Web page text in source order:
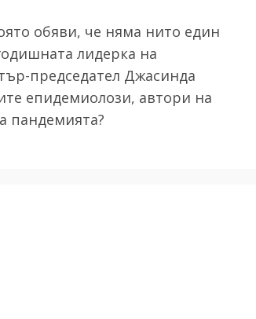
обяви, че няма нито един
лидерка на
председател Джасинда
епидемиолози, автори на
пандемията?